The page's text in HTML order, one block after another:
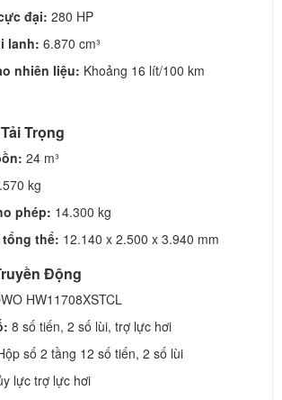
đại: 280 HP
lanh: 6.870 cm³
nhiên liệu: Khoảng 16 lít/100 km
Trọng
24 m³
kg
phép: 14.300 kg
thể: 12.140 x 2.500 x 3.940 mm
Động
HW11708XSTCL
8 số tiến, 2 số lùi, trợ lực hơi
số 2 tầng 12 số tiến, 2 số lùi
lực trợ lực hơi